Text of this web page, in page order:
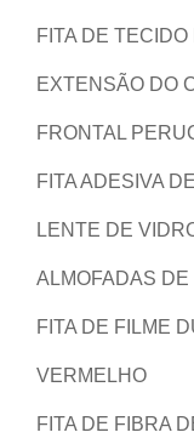
FITA DE
EXTENSÃO DO
FRONTAL
FITA ADESIVA
LENTE DE
ALMOFADAS DE
FITA DE FILME
VERMELHO
FITA DE FIBRA